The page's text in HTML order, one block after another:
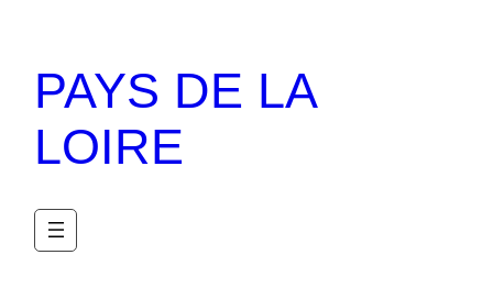
PAYS DE LA
LOIRE